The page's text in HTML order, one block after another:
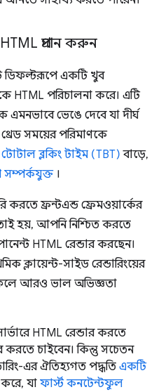
প্রদান করুন
ডিফল্টরূপে একটি খুব
HTML পরিচালনা করে। এটি
এমনভাবে ভেঙে দেবে যা দীর্ঘ
সময়ের পরিমাণকে
টোটাল ব্লকিং টাইম (TBT) বাড়ে,
সম্পর্কযুক্ত।
ফ্রন্টএন্ড ফ্রেমওয়ার্কের
হয়, আপনি নিশ্চিত করতে
HTML রেন্ডার করছেন।
ক্লায়েন্ট-সাইড রেন্ডারিংয়ের
আরও ভাল অভিজ্ঞতা
HTML রেন্ডার করতে
করতে চাইবেন। কিন্তু সচেতন
এর ঐতিহ্যগত পদ্ধতি একটি
যা ফার্স্ট কনটেন্টফুল